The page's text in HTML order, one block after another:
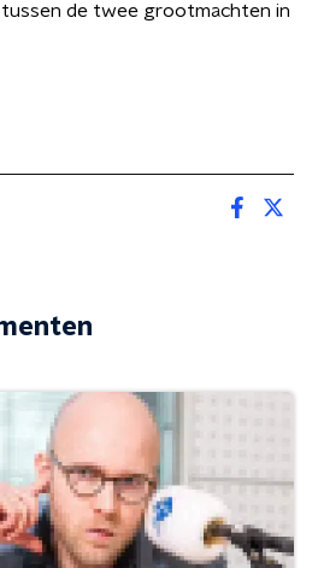
de twee grootmachten in